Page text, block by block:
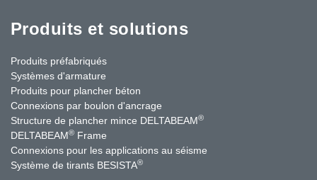
Produits et solutions
Produits préfabriqués
Systèmes d'armature
Produits pour plancher béton
Connexions par boulon d'ancrage
Structure de plancher mince DELTABEAM®
DELTABEAM® Frame
Connexions pour les applications au séisme
Système de tirants BESISTA®